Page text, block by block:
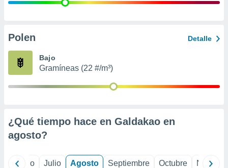
e
publicidad
Polen Detalle
Bajo
Gramíneas (22 #/m³)
¿Qué tiempo hace en Galdakao en
agosto?
Junio Julio Agosto Septiembre Octubre